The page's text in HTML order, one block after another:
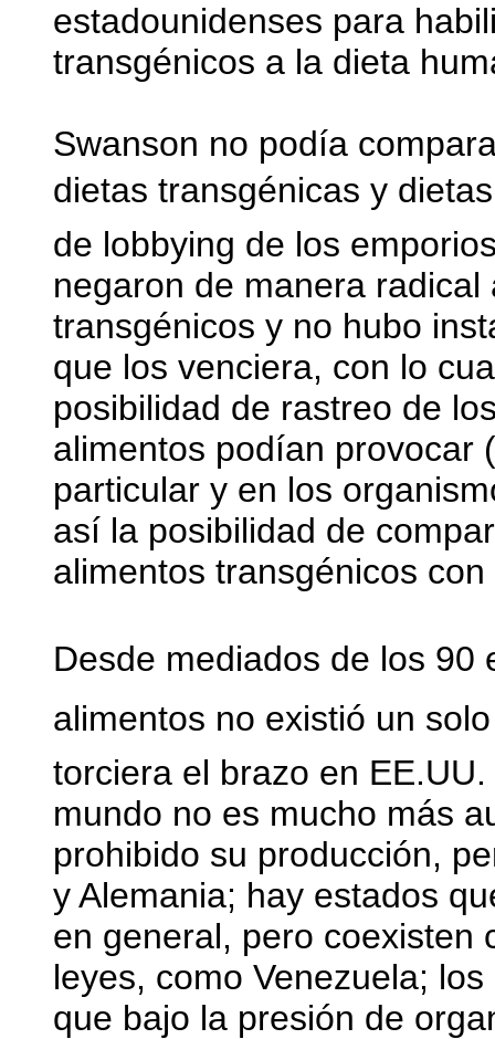
estadounidenses para
transgénicos a la dieta
Swanson no podía
dietas transgénicas y dietas
de lobbying de los
negaron de manera
transgénicos y no hubo
que los venciera, con lo
posibilidad de rastreo de
alimentos podían provocar
particular y en los
así la posibilidad de
alimentos transgénicos
Desde mediados de los
alimentos no existió un
torciera el brazo en
mundo no es mucho más
prohibido su producción,
y Alemania; hay estados
en general, pero coexisten
leyes, como Venezuela;
que bajo la presión de